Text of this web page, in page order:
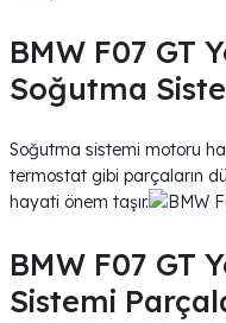
BMW F07 GT
Soğutma
Soğutma sistemi motoru
termostat gibi parçaların
hayati önem taşır.
BMW F07 GT
Sistemi